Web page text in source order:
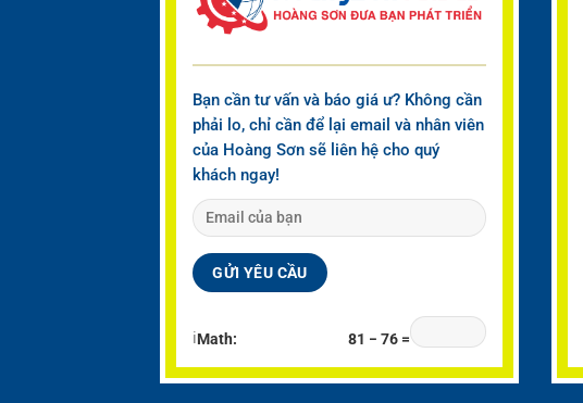
Bạn cần tư vấn và báo giá ư? Không cần
phải lo, chỉ cần để lại email và nhân viên
của Hoàng Sơn sẽ liên hệ cho quý
khách ngay!
ℹMath: 81 − 76 =